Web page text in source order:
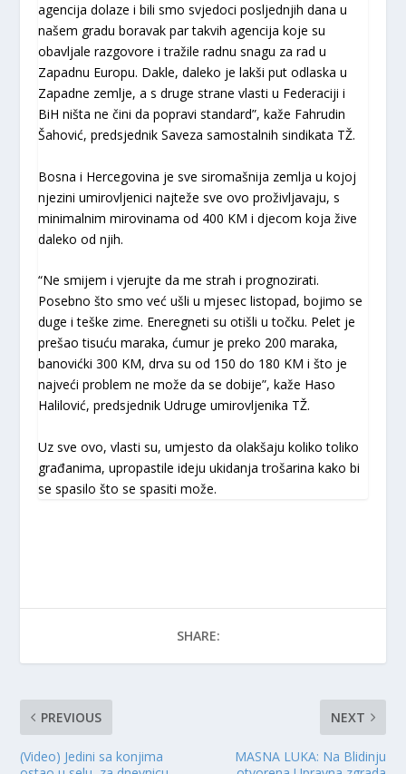
agencija dolaze i bili smo svjedoci posljednjih dana u
našem gradu boravak par takvih agencija koje su
obavljale razgovore i tražile radnu snagu za rad u
Zapadnu Europu. Dakle, daleko je lakši put odlaska u
Zapadne zemlje, a s druge strane vlasti u Federaciji i
BiH ništa ne čini da popravi standard”, kaže Fahrudin
Šahović, predsjednik Saveza samostalnih sindikata TŽ.
Bosna i Hercegovina je sve siromašnija zemlja u kojoj
njezini umirovljenici najteže sve ovo proživljavaju, s
minimalnim mirovinama od 400 KM i djecom koja žive
daleko od njih.
“Ne smijem i vjerujte da me strah i prognozirati.
Posebno što smo već ušli u mjesec listopad, bojimo se
duge i teške zime. Eneregneti su otišli u točku. Pelet je
prešao tisuću maraka, ćumur je preko 200 maraka,
banovićki 300 KM, drva su od 150 do 180 KM i što je
najveći problem ne može da se dobije”, kaže Haso
Halilović, predsjednik Udruge umirovljenika TŽ.
Uz sve ovo, vlasti su, umjesto da olakšaju koliko toliko
građanima, upropastile ideju ukidanja trošarina kako bi
se spasilo što se spasiti može.
SHARE:
PREVIOUS
(Video) Jedini sa konjima
NEXT
MASNA LUKA: Na Blidinju